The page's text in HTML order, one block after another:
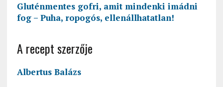
Gluténmentes gofri, amit mindenki imádni
fog – Puha, ropogós, ellenállhatatlan!
A recept szerzője
Albertus Balázs